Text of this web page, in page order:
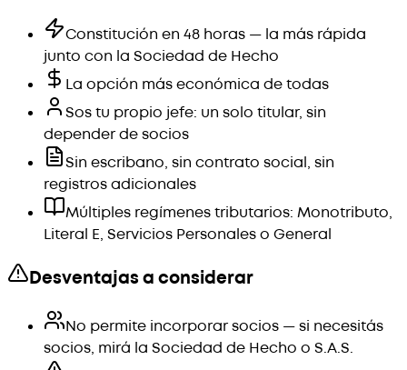
Constitución en 48 horas — la más rápida
junto con la Sociedad de Hecho
La opción más económica de todas
Sos tu propio jefe: un solo titular, sin
depender de socios
Sin escribano, sin contrato social, sin
registros adicionales
Múltiples regímenes tributarios: Monotributo,
Literal E, Servicios Personales o General
Desventajas a considerar
No permite incorporar socios — si necesitás
socios, mirá la Sociedad de Hecho o S.A.S.